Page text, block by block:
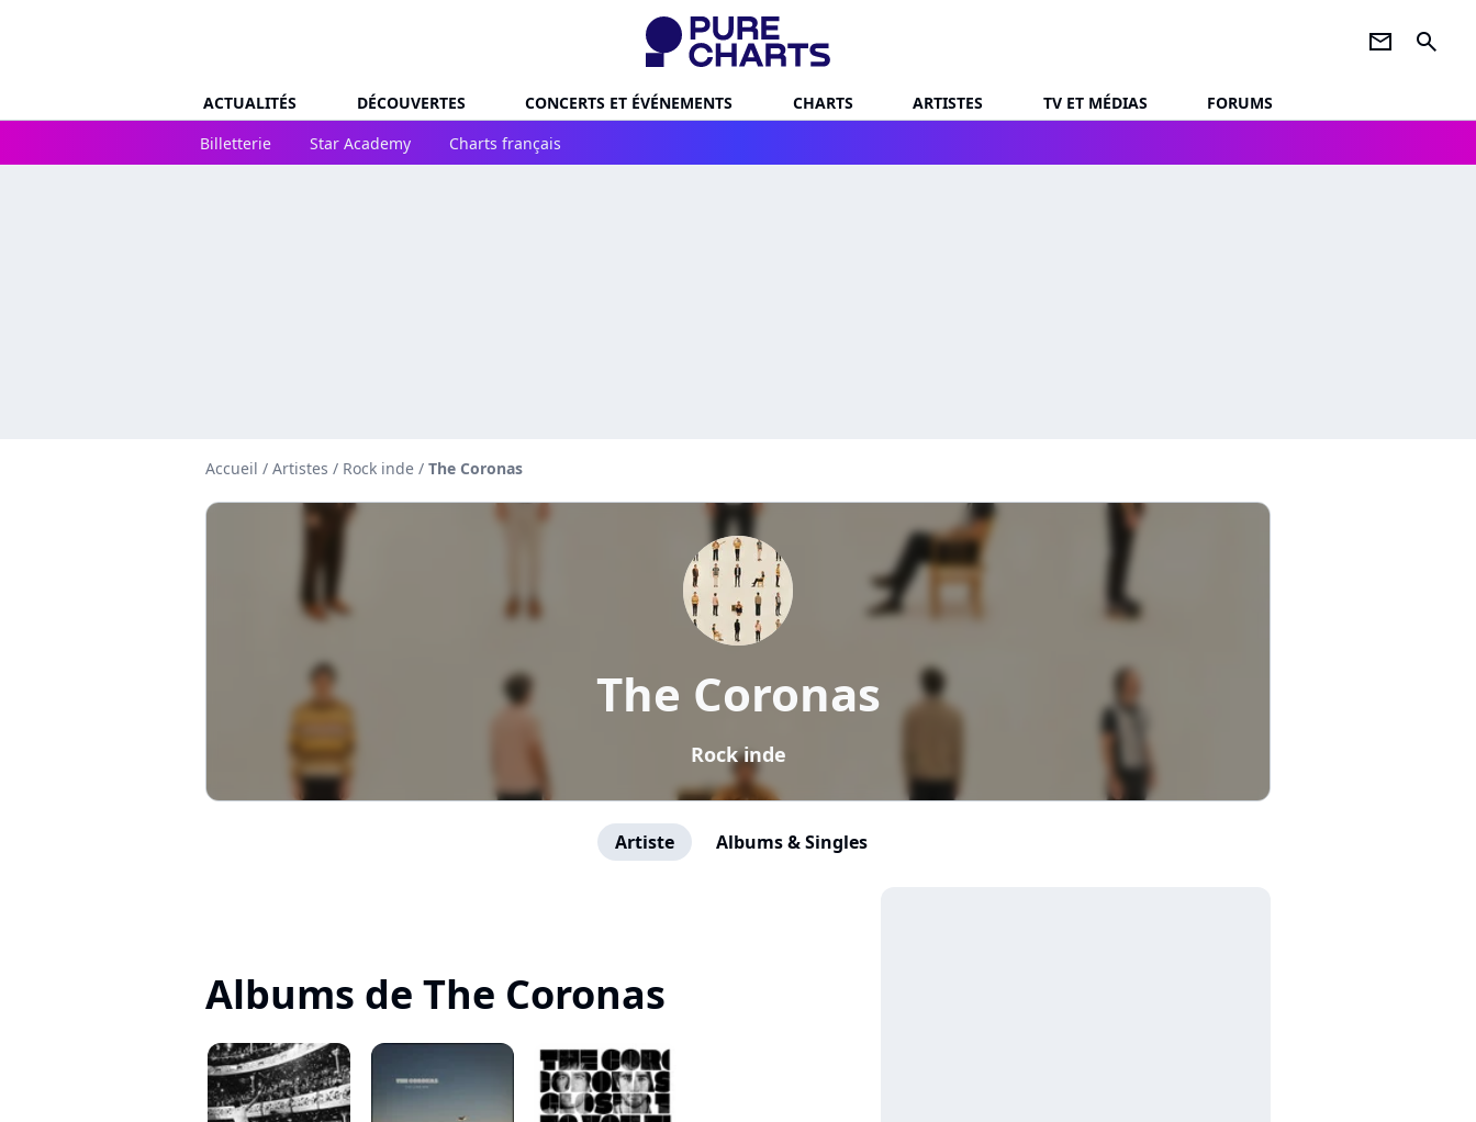
newsletter search
ACTUALITÉS DÉCOUVERTES CONCERTS ET ÉVÉNEMENTS CHARTS ARTISTES TV ET MÉDIAS
FORUMS
Billetterie
Star Academy Charts français
Accueil / Artistes / Rock inde / The Coronas
The Coronas
Rock inde
Artiste Albums & Singles
Albums de The Coronas